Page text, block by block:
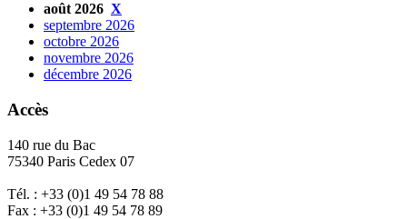
août 2026 X
septembre 2026
octobre 2026
novembre 2026
décembre 2026
Accès
140 rue du Bac
75340 Paris Cedex 07
Tél. : +33 (0)1 49 54 78 88
Fax : +33 (0)1 49 54 78 89